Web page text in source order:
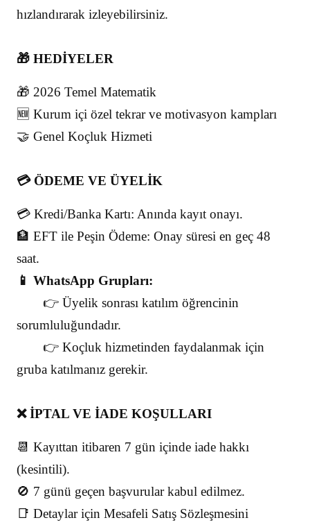
hızlandırarak izleyebilirsiniz.
🎁 HEDİYELER
🎁 2026 Temel Matematik
🆕 Kurum içi özel tekrar ve motivasyon kampları
🤝 Genel Koçluk Hizmeti
💳 ÖDEME VE ÜYELİK
💳 Kredi/Banka Kartı: Anında kayıt onayı.
🏦 EFT ile Peşin Ödeme: Onay süresi en geç 48
saat.
📱 WhatsApp Grupları:
👉 Üyelik sonrası katılım öğrencinin
sorumluluğundadır.
👉 Koçluk hizmetinden faydalanmak için
gruba katılmanız gerekir.
❌ İPTAL VE İADE KOŞULLARI
📆 Kayıttan itibaren 7 gün içinde iade hakkı
(kesintili).
🚫 7 günü geçen başvurular kabul edilmez.
📑 Detaylar için Mesafeli Satış Sözleşmesini